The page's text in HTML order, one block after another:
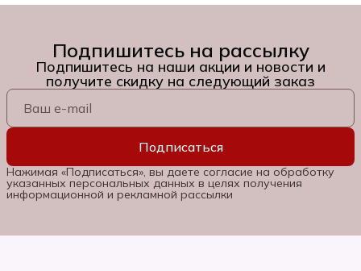
Подпишитесь на рассылку
Подпишитесь на наши акции и новости и
получите скидку на следующий заказ
Подписаться
Нажимая «Подписаться», вы даете согласие на обработку
указанных персональных данных в целях получения
информационной и рекламной рассылки